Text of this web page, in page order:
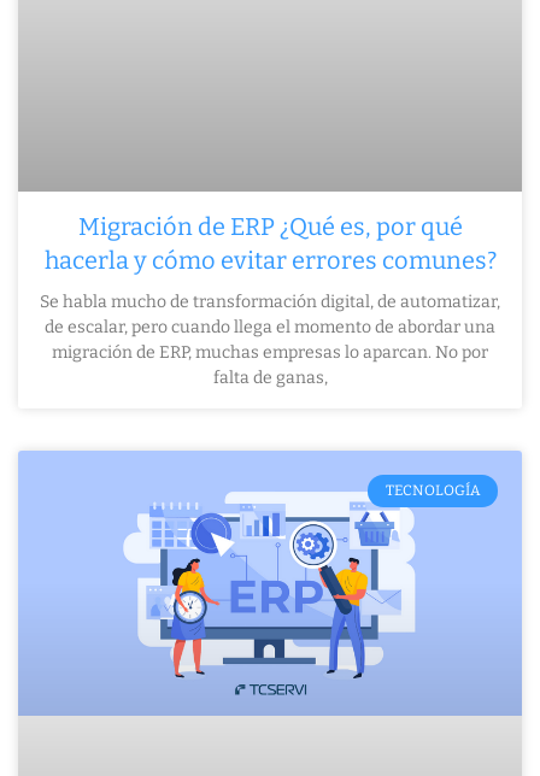
Migración de ERP ¿Qué es, por qué
hacerla y cómo evitar errores comunes?
Se habla mucho de transformación digital, de automatizar,
de escalar, pero cuando llega el momento de abordar una
migración de ERP, muchas empresas lo aparcan. No por
falta de ganas,
TECNOLOGÍA